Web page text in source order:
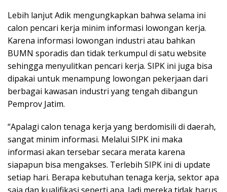
Lebih lanjut Adik mengungkapkan bahwa selama ini
calon pencari kerja minim informasi lowongan kerja.
Karena informasi lowongan industri atau bahkan
BUMN sporadis dan tidak terkumpul di satu website
sehingga menyulitkan pencari kerja. SIPK ini juga bisa
dipakai untuk menampung lowongan pekerjaan dari
berbagai kawasan industri yang tengah dibangun
Pemprov Jatim.
“Apalagi calon tenaga kerja yang berdomisili di daerah,
sangat minim informasi. Melalui SIPK ini maka
informasi akan tersebar secara merata karena
siapapun bisa mengakses. Terlebih SIPK ini di update
setiap hari. Berapa kebutuhan tenaga kerja, sektor apa